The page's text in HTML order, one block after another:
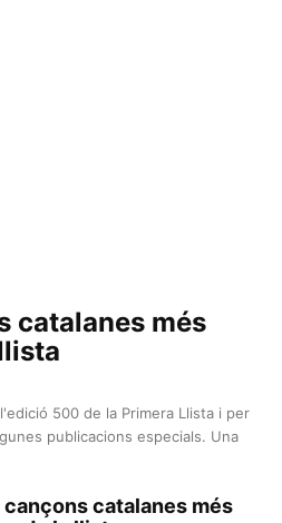
catalanes més
500 de la Primera Llista i per
publicacions especials. Una
cançons catalanes més